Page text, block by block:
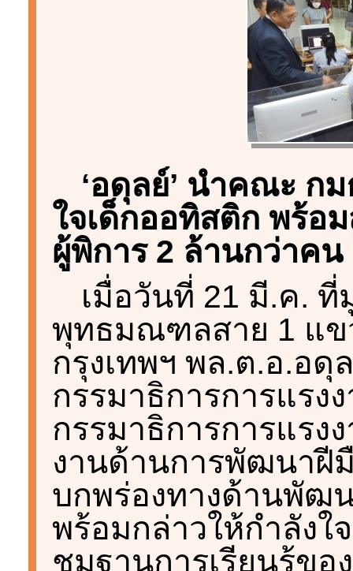
‘อดุลย์’ นำคณะ ก
ใจเด็กออทิสติก พร้อ
ผู้พิการ 2 ล้านกว่าค
เมื่อวันที่ 21 มี.ค.
พุทธมณฑลสาย 1 แข
กรุงเทพฯ พล.ต.อ.อ
กรรมาธิการการแร
กรรมาธิการการแร
งานด้านการพัฒนาฝี
บกพร่องทางด้านพัฒ
พร้อมกล่าวให้กำลังใ
ชมฐานการเรียนรู้ขอ